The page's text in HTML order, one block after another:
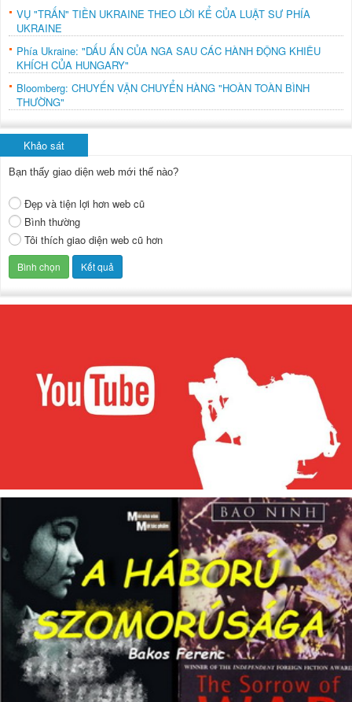
VỤ "TRẤN" TIỀN UKRAINE THEO LỜI KỂ CỦA LUẬT SƯ PHÍA
UKRAINE
Phía Ukraine: "DẤU ẤN CỦA NGA SAU CÁC HÀNH ĐỘNG KHIÊU
KHÍCH CỦA HUNGARY"
Bloomberg: CHUYẾN VẬN CHUYỂN HÀNG "HOÀN TOÀN BÌNH
THƯỜNG"
Khảo sát
Bạn thấy giao diện web mới thế nào?
Đẹp và tiện lợi hơn web cũ
Bình thường
Tôi thích giao diện web cũ hơn